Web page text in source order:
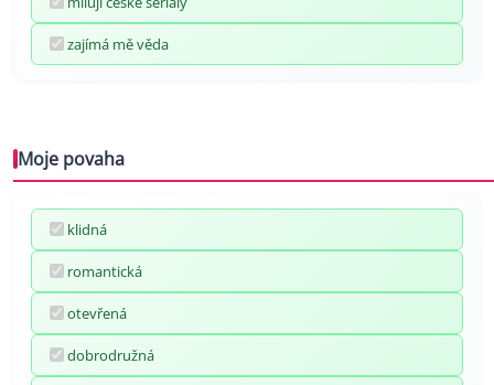
zajímá mě věda
Moje povaha
klidná
romantická
otevřená
dobrodružná